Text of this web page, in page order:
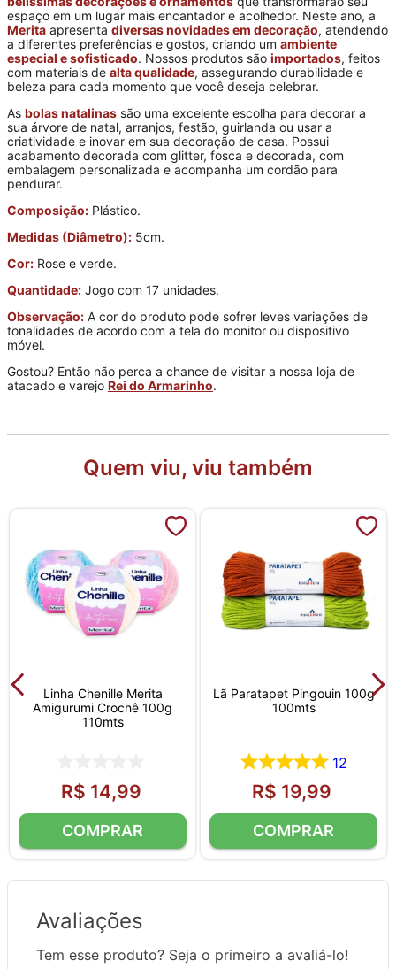
espaço em um lugar mais encantador e acolhedor. Neste ano, a
Merita apresenta diversas novidades em decoração, atendendo
a diferentes preferências e gostos, criando um ambiente
especial e sofisticado. Nossos produtos são importados, feitos
com materiais de alta qualidade, assegurando durabilidade e
beleza para cada momento que você deseja celebrar.
As bolas natalinas são uma excelente escolha para decorar a
sua árvore de natal, arranjos, festão, guirlanda ou usar a
criatividade e inovar em sua decoração de casa. Possui
acabamento decorada com glitter, fosca e decorada, com
embalagem personalizada e acompanha um cordão para
pendurar.
Composição: Plástico.
Medidas (Diâmetro): 5cm.
Cor: Rose e verde.
Quantidade: Jogo com 17 unidades.
Observação: A cor do produto pode sofrer leves variações de
tonalidades de acordo com a tela do monitor ou dispositivo
móvel.
Gostou? Então não perca a chance de visitar a nossa loja de
atacado e varejo Rei do Armarinho.
Quem viu, viu também
Linha Chenille Merita
Amigurumi Crochê 100g
110mts
R$ 14,99
Lã Paratapet Pingouin 100g
100mts
12
R$ 19,99
Avaliações
Tem esse produto? Seja o primeiro a avaliá-lo!